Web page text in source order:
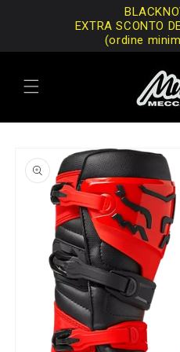
EXTRA SCONTO
(ordine
ai contenuti
informazioni
sul prodotto